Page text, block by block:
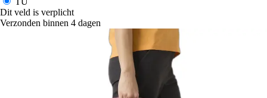
Dit veld is verplicht
Verzonden binnen 4 dagen